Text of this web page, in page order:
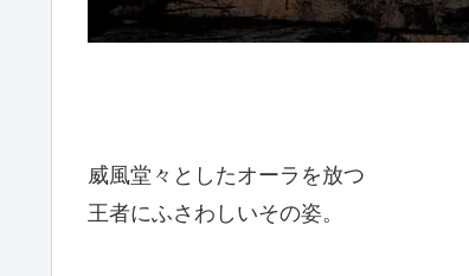
威風堂々としたオーラを放つ
王者にふさわしいその姿。